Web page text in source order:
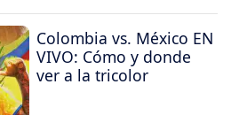
Colombia vs. México EN
VIVO: Cómo y donde
ver a la tricolor